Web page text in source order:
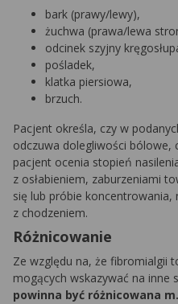
bark (prawy/lewy),
żuchwa (prawa/lewa
odcinek szyjny
pośladek,
klatka piersiowa,
brzuch.
Pacjent określa, czy w
odczuwa dolegliwości bólowe,
pacjent ocenia stopień
z osłabieniem, zaburzeniami
się lub próbie koncentrowania,
z chodzeniem.
Różnicowanie
Ze względu na, że fibromialgii
mogących wskazywać na inne
powinna być różnicowana